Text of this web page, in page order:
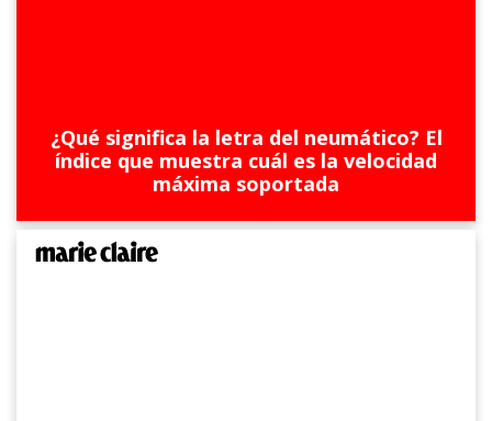
¿Qué significa la letra del neumático? El
índice que muestra cuál es la velocidad
máxima soportada